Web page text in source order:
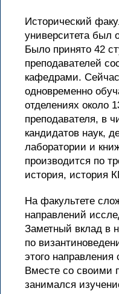
Исторический
университета был
Было принято 42
преподавателей
кафедрами.
одновременно
отделениях около
преподавателя, в
кандидатов наук,
лаборатории и
производится по
история, история
На факультете
направлений
Заметный вклад в
по
этого
Вместе со своими
занимался